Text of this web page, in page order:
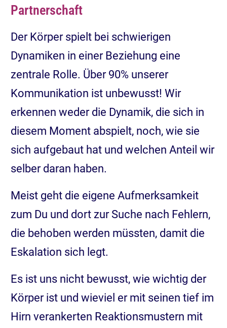
Partnerschaft
Der Körper spielt bei schwierigen
Dynamiken in einer Beziehung eine
zentrale Rolle. Über 90% unserer
Kommunikation ist unbewusst! Wir
erkennen weder die Dynamik, die sich in
diesem Moment abspielt, noch, wie sie
sich aufgebaut hat und welchen Anteil wir
selber daran haben.
Meist geht die eigene Aufmerksamkeit
zum Du und dort zur Suche nach Fehlern,
die behoben werden müssten, damit die
Eskalation sich legt.
Es ist uns nicht bewusst, wie wichtig der
Körper ist und wieviel er mit seinen tief im
Hirn verankerten Reaktionsmustern mit